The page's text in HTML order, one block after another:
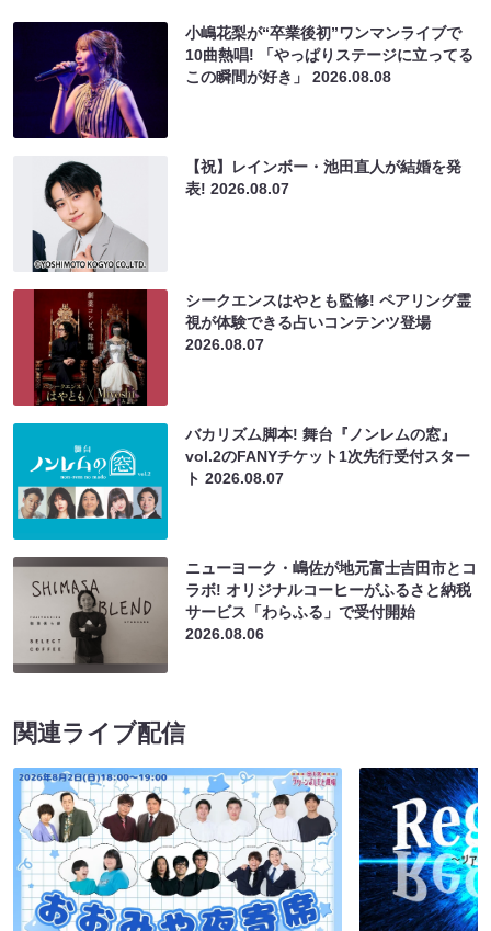
小嶋花梨が“卒業後初”ワンマンライブで
10曲熱唱! 「やっぱりステージに立ってる
この瞬間が好き」2026.08.08
【祝】レインボー・池田直人が結婚を発
表!2026.08.07
シークエンスはやとも監修! ペアリング霊
視が体験できる占いコンテンツ登場
2026.08.07
バカリズム脚本! 舞台『ノンレムの窓』
vol.2のFANYチケット1次先行受付スター
ト2026.08.07
ニューヨーク・嶋佐が地元富士吉田市とコ
ラボ! オリジナルコーヒーがふるさと納税
サービス「わらふる」で受付開始
2026.08.06
関連ライブ配信